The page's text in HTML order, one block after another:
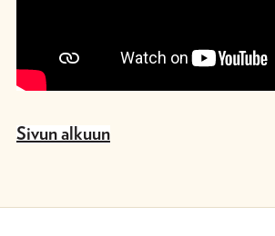
Sivun alkuun